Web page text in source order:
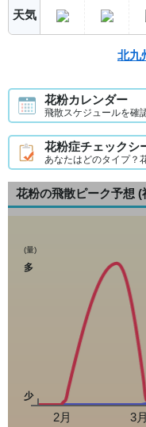
天気
北九
花粉カレンダー
飛散スケジュールを確
花粉症チェックシ
あなたはどのタイプ？
花粉の飛散ピーク予想 (
(量)
多
少
2月 3月